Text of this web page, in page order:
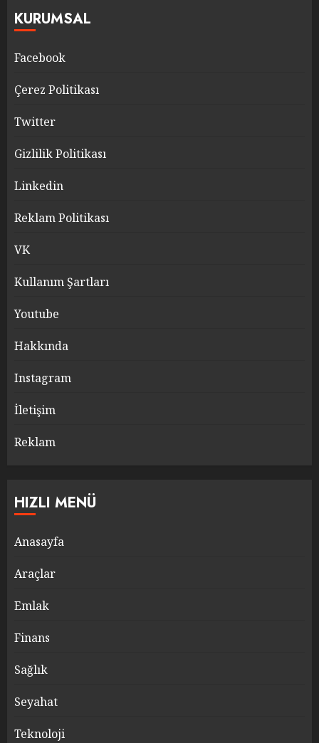
KURUMSAL
Facebook
Çerez Politikası
Twitter
Gizlilik Politikası
Linkedin
Reklam Politikası
VK
Kullanım Şartları
Youtube
Hakkında
Instagram
İletişim
Reklam
HIZLI MENÜ
Anasayfa
Araçlar
Emlak
Finans
Sağlık
Seyahat
Teknoloji